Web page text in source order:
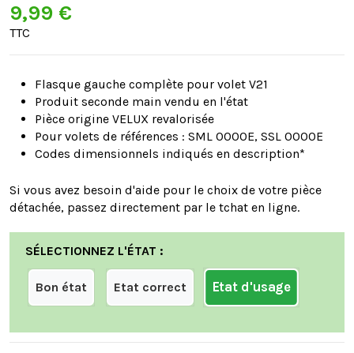
9,99 €
TTC
Flasque gauche complète pour volet V21
Produit seconde main vendu en l'état
Pièce origine VELUX revalorisée
Pour volets de références : SML 0000E, SSL 0000E
Codes dimensionnels indiqués en description*
Si vous avez besoin d'aide pour le choix de votre pièce
détachée, passez directement par le tchat en ligne.
SÉLECTIONNEZ L'ÉTAT :
Bon état Etat correct Etat d'usage